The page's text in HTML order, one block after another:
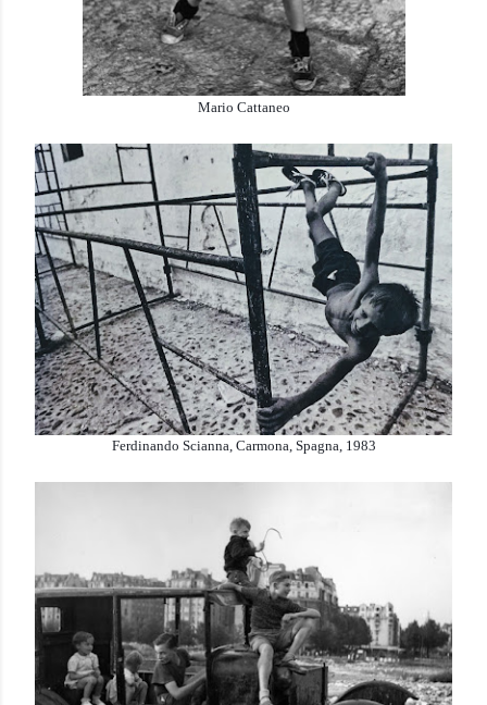
Mario Cattaneo
Ferdinando Scianna, Carmona, Spagna, 1983